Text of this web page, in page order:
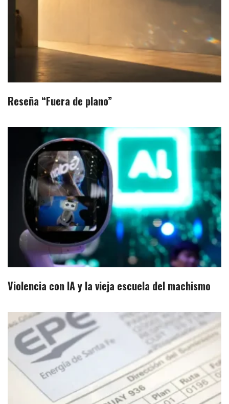
Reseña “Fuera de plano”
Violencia con IA y la vieja escuela del machismo